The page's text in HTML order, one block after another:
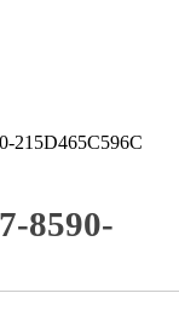
215D465C596C
8590-